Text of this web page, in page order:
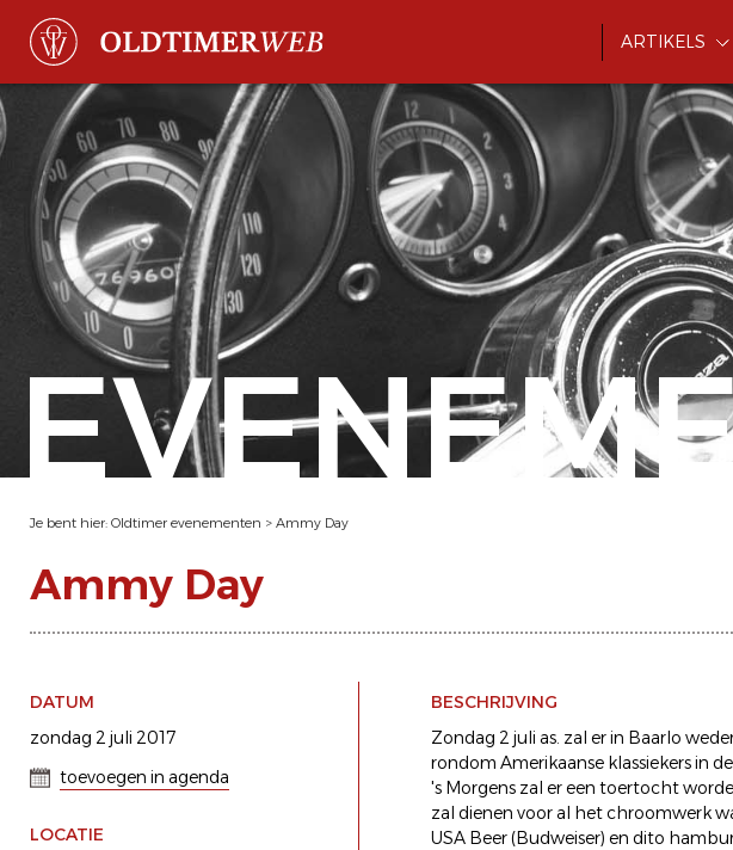
ARTIKELS
Je bent hier: Oldtimer evenementen > Ammy Day
Ammy Day
DATUM
zondag 2 juli 2017
toevoegen in agenda
LOCATIE
BESCHRIJVING
Zondag 2 juli as. zal er in Baarlo
rondom Amerikaanse klassiekers in
's Morgens zal er een toertocht
zal dienen voor al het chroomwerk
USA Beer (Budweiser) en dito